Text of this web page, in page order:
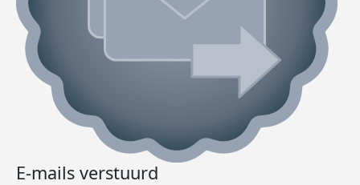
E-mails verstuurd